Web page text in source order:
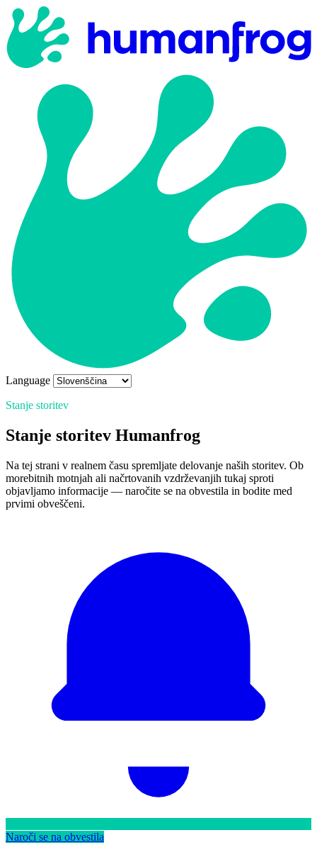
Language
Stanje storitev
Stanje storitev Humanfrog
Na tej strani v realnem času spremljate delovanje naših storitev. Ob
morebitnih motnjah ali načrtovanih vzdrževanjih tukaj sproti
objavljamo informacije — naročite se na obvestila in bodite med
prvimi obveščeni.
Naroči se na obvestila